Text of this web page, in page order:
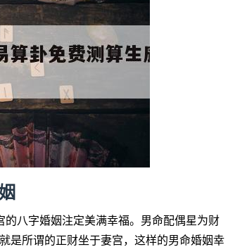
八字婚姻注定美满幸福。男命配偶星为财
是所谓的正财坐于妻宫，这样的男命婚姻幸